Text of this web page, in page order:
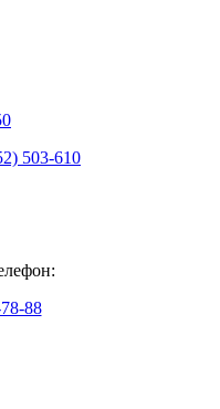
503-610
88